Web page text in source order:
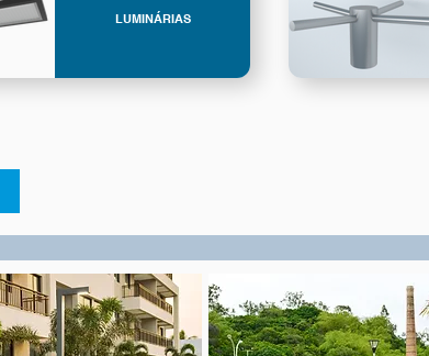
LUMINÁRIAS